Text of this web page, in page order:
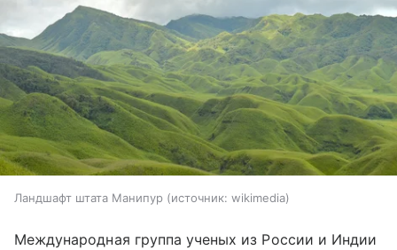
Ландшафт штата Манипур источник: wikimedia
Международная группа ученых из России и Индии